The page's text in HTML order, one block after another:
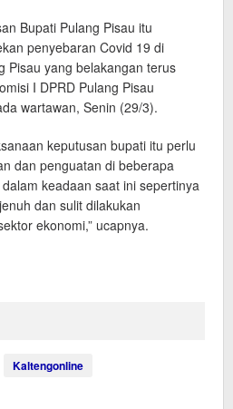
Bupati Pulang Pisau itu
penyebaran Covid 19 di
Pisau yang belakangan terus
I DPRD Pulang Pisau
wartawan, Senin (29/3).
keputusan bupati itu perlu
dan penguatan di beberapa
keadaan saat ini sepertinya
dan sulit dilakukan
ekonomi,” ucapnya.
Kaltengonline